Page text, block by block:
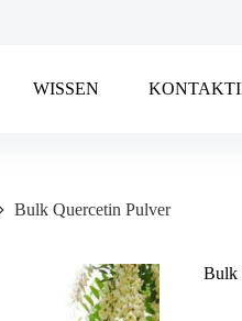
WISSEN
Bulk Quercetin Pulver
Bulk